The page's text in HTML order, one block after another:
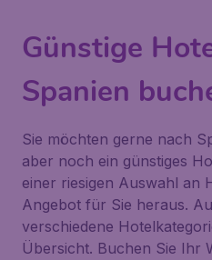
Günstige
Spanien
Sie möchten gerne nach
aber noch ein günstiges
einer riesigen Auswahl an
Angebot für Sie heraus.
verschiedene
Übersicht. Buchen Sie Ihr